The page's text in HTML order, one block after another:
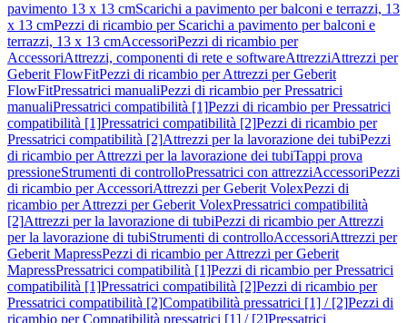
pavimento 13 x 13 cmScarichi a pavimento per balconi e terrazzi, 13
x 13 cmPezzi di ricambio per Scarichi a pavimento per balconi e
terrazzi, 13 x 13 cmAccessoriPezzi di ricambio per
AccessoriAttrezzi, componenti di rete e softwareAttrezziAttrezzi per
Geberit FlowFitPezzi di ricambio per Attrezzi per Geberit
FlowFitPressatrici manualiPezzi di ricambio per Pressatrici
manualiPressatrici compatibilità [1]Pezzi di ricambio per Pressatrici
compatibilità [1]Pressatrici compatibilità [2]Pezzi di ricambio per
Pressatrici compatibilità [2]Attrezzi per la lavorazione dei tubiPezzi
di ricambio per Attrezzi per la lavorazione dei tubiTappi prova
pressioneStrumenti di controlloPressatrici con attrezziAccessoriPezzi
di ricambio per AccessoriAttrezzi per Geberit VolexPezzi di
ricambio per Attrezzi per Geberit VolexPressatrici compatibilità
[2]Attrezzi per la lavorazione di tubiPezzi di ricambio per Attrezzi
per la lavorazione di tubiStrumenti di controlloAccessoriAttrezzi per
Geberit MapressPezzi di ricambio per Attrezzi per Geberit
MapressPressatrici compatibilità [1]Pezzi di ricambio per Pressatrici
compatibilità [1]Pressatrici compatibilità [2]Pezzi di ricambio per
Pressatrici compatibilità [2]Compatibilità pressatrici [1] / [2]Pezzi di
ricambio per Compatibilità pressatrici [1] / [2]Pressatrici